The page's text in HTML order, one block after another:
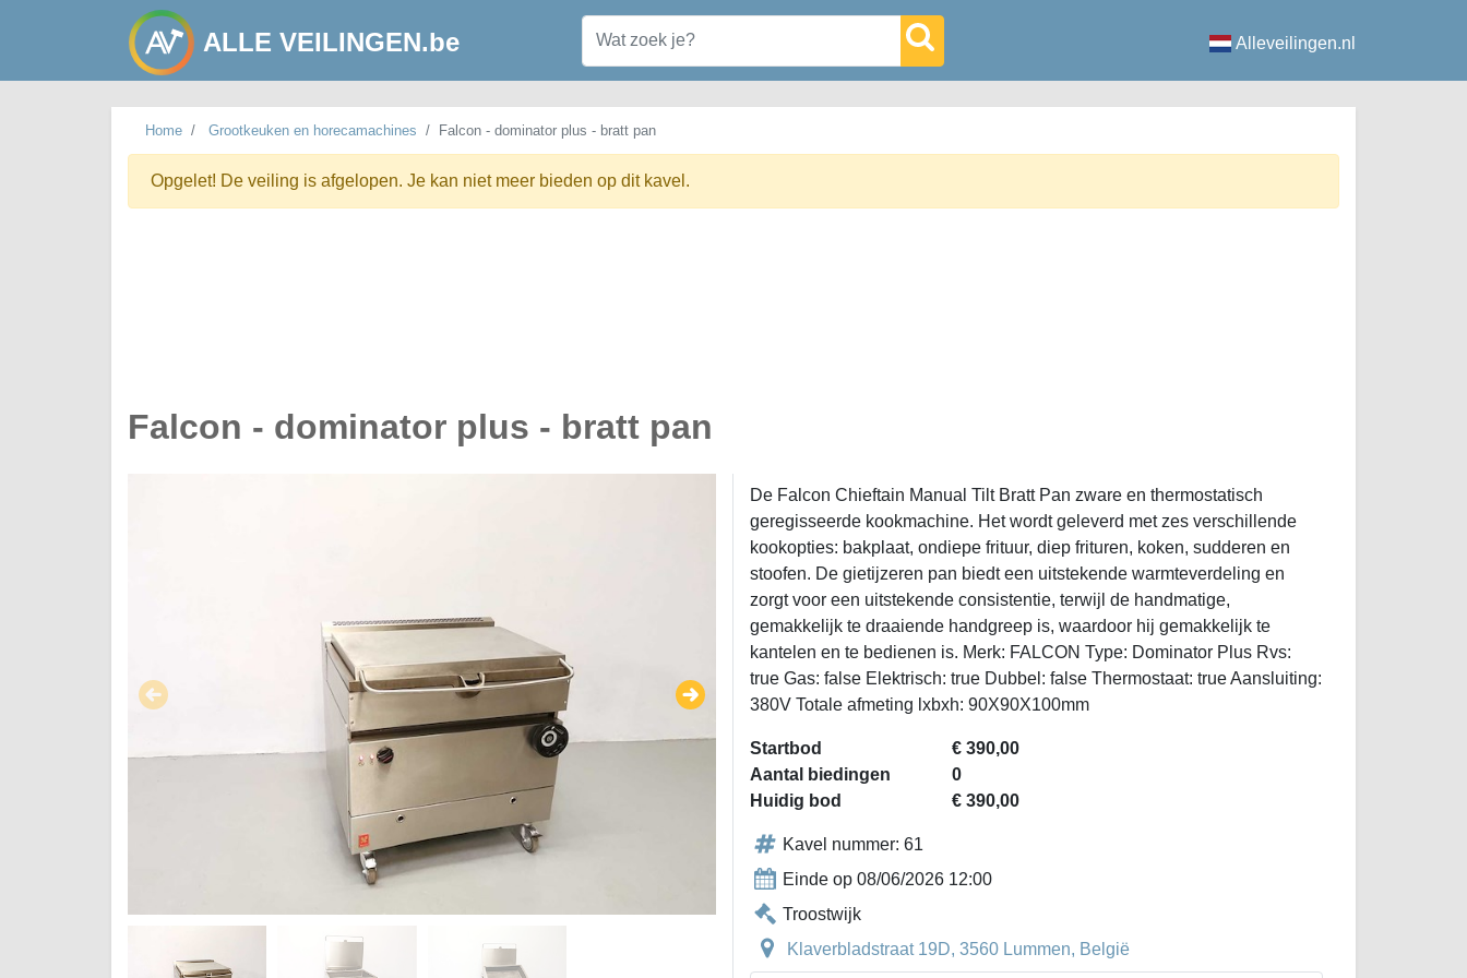
ALLE VEILINGEN.be Alleveilingen.nl
Home Grootkeuken en horecamachines Falcon - dominator plus - bratt pan
Opgelet! De veiling is afgelopen. Je kan niet meer bieden op dit kavel.
Falcon - dominator plus - bratt pan
De Falcon Chieftain Manual Tilt Bratt Pan zware en thermostatisch
geregisseerde kookmachine. Het wordt geleverd met zes verschillende
kookopties: bakplaat, ondiepe frituur, diep frituren, koken, sudderen en
stoofen. De gietijzeren pan biedt een uitstekende warmteverdeling en
zorgt voor een uitstekende consistentie, terwijl de handmatige,
gemakkelijk te draaiende handgreep is, waardoor hij gemakkelijk te
kantelen en te bedienen is. Merk: FALCON Type: Dominator Plus Rvs:
true Gas: false Elektrisch: true Dubbel: false Thermostaat: true Aansluiting:
380V Totale afmeting lxbxh: 90X90X100mm
Startbod
€ 390,00
Aantal biedingen
0
Huidig bod
€ 390,00
Kavel nummer: 61
Einde op 08/06/2026 12:00
Troostwijk
Klaverbladstraat 19D, 3560 Lummen, België